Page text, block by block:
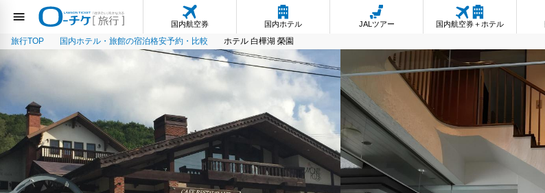
国内航空券 国内ホテル JALツアー 国内航空券＋ホテル
旅行TOP 国内ホテル・旅館の宿泊格安予約・比較 ホテル 白樺湖 榮園